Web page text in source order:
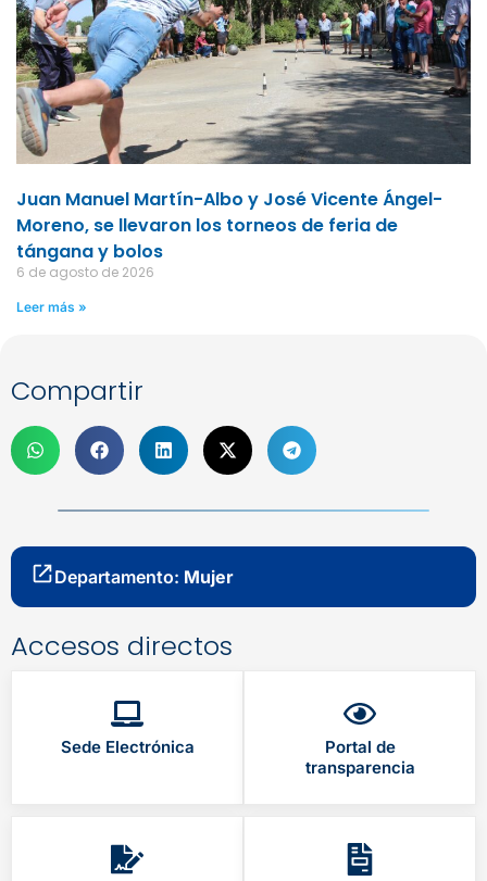
Juan Manuel Martín-Albo y José Vicente Ángel-
Moreno, se llevaron los torneos de feria de
tángana y bolos
6 de agosto de 2026
Leer más »
Compartir
Departamento: Mujer
Accesos directos
Sede Electrónica
Portal de
transparencia